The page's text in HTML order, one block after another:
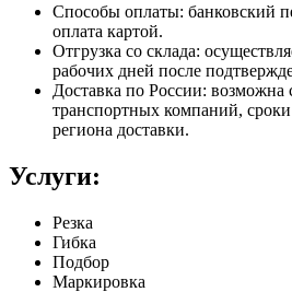
Способы оплаты: банковский
оплата картой.
Отгрузка со склада:
рабочих дней после
Доставка по России:
транспортных компаний, сроки
региона доставки.
Услуги:
Резка
Гибка
Подбор
Маркировка